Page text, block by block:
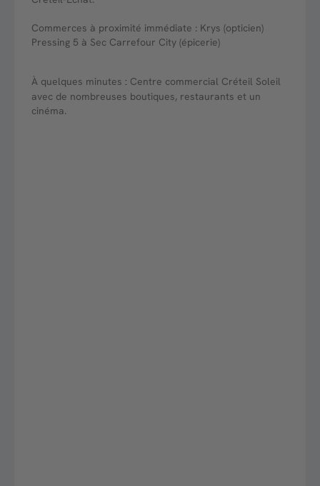
Commerces à proximité immédiate : Krys (opticien)
Pressing 5 à Sec Carrefour City (épicerie)
À quelques minutes : Centre commercial Créteil Soleil
avec de nombreuses boutiques, restaurants et un
cinéma.